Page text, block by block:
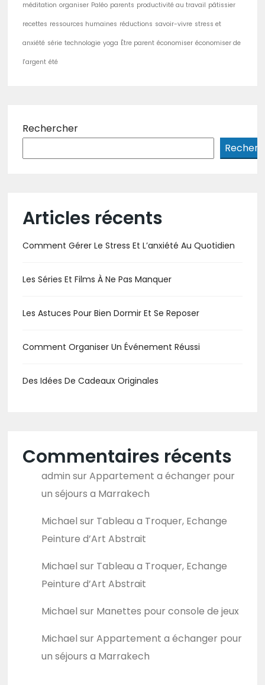
méditation organiser Paléo parents productivité au travail pâtissier
recettes ressources humaines réductions savoir-vivre stress et
anxiété série technologie yoga Être parent économiser économiser de
l'argent été
Rechercher
Articles récents
Comment Gérer Le Stress Et L’anxiété Au Quotidien
Les Séries Et Films À Ne Pas Manquer
Les Astuces Pour Bien Dormir Et Se Reposer
Comment Organiser Un Événement Réussi
Des Idées De Cadeaux Originales
Commentaires récents
admin sur Appartement a échanger pour
un séjours a Marrakech
Michael sur Tableau a Troquer, Echange
Peinture d’Art Abstrait
Michael sur Tableau a Troquer, Echange
Peinture d’Art Abstrait
Michael sur Manettes pour console de jeux
Michael sur Appartement a échanger pour
un séjours a Marrakech